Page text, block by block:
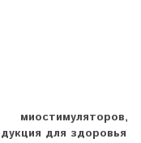
для здоровья